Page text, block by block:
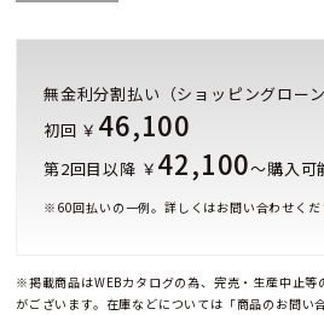
無金利分割払い（ショッピングロー
初回 ￥ 46,100
第2回目以降 ￥ 42,100～購入可
※ 60回払いの一例。詳しくはお問い合わせくだ
※掲載商品はWEBカタログの為、完売・生産中止等
がございます。在庫などについては「商品のお問い